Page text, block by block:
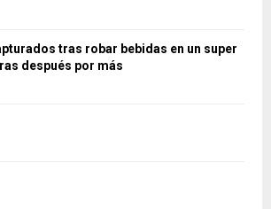
tras robar bebidas en un super
después por más